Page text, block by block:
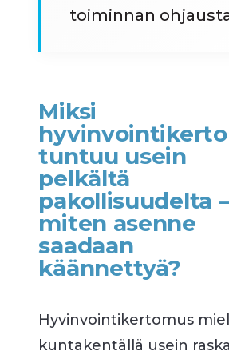
toiminnan
Miksi
tuntuu usein
pelkältä
pakollisuudelta
miten asenne
saadaan
käännettyä?
Hyvinvointikertomus
kuntakentällä usein